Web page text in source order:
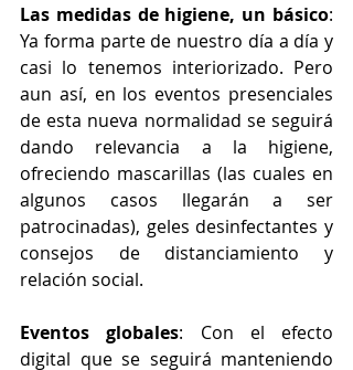
Las medidas de higiene, un básico:
Ya forma parte de nuestro día a día y
casi lo tenemos interiorizado. Pero
aun así, en los eventos presenciales
de esta nueva normalidad se seguirá
dando relevancia a la higiene,
ofreciendo mascarillas (las cuales en
algunos casos llegarán a ser
patrocinadas), geles desinfectantes y
consejos de distanciamiento y
relación social.
Eventos globales: Con el efecto
digital que se seguirá manteniendo